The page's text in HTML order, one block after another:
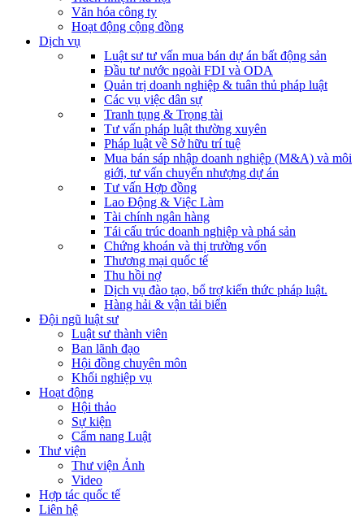
Văn hóa công ty
Hoạt động cộng đồng
Dịch vụ
Luật sư tư vấn mua bán dự án bất động sản
Đầu tư nước ngoài FDI và ODA
Quản trị doanh nghiệp & tuân thủ pháp luật
Các vụ việc dân sự
Tranh tụng & Trọng tài
Tư vấn pháp luật thường xuyên
Pháp luật về Sở hữu trí tuệ
Mua bán sáp nhập doanh nghiệp (M&A) và môi
giới, tư vấn chuyển nhượng dự án
Tư vấn Hợp đồng
Lao Động & Việc Làm
Tài chính ngân hàng
Tái cấu trúc doanh nghiệp và phá sản
Chứng khoán và thị trường vốn
Thương mại quốc tế
Thu hồi nợ
Dịch vụ đào tạo, bổ trợ kiến thức pháp luật.
Hàng hải & vận tải biển
Đội ngũ luật sư
Luật sư thành viên
Ban lãnh đạo
Hội đồng chuyên môn
Khối nghiệp vụ
Hoạt động
Hội thảo
Sự kiện
Cẩm nang Luật
Thư viện
Thư viện Ảnh
Video
Hợp tác quốc tế
Liên hệ